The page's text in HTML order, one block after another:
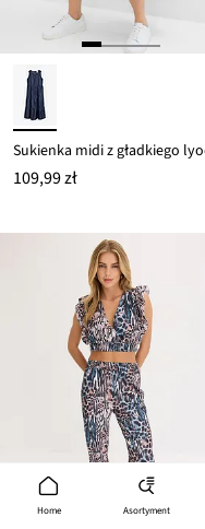
Home Asortyment
109,99 zł